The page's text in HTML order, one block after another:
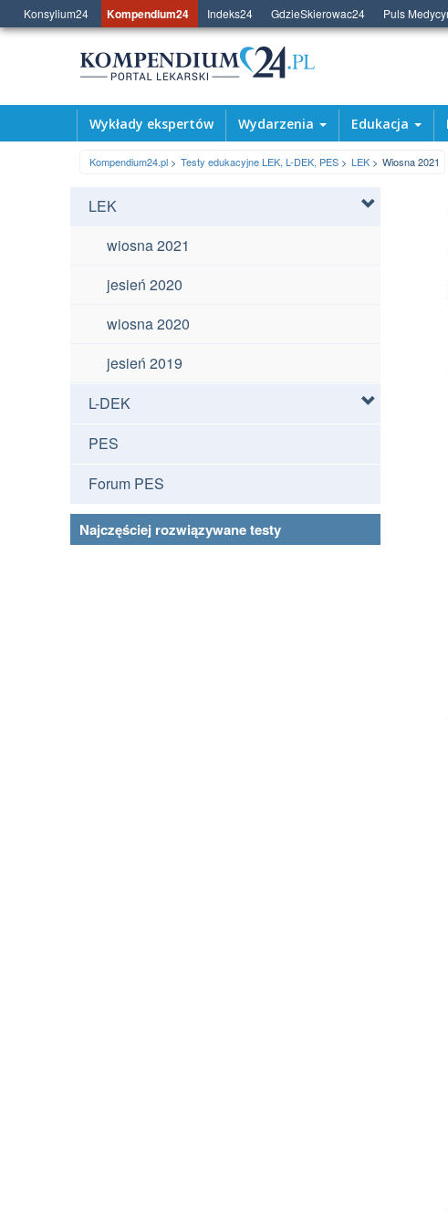
Konsylium24 Kompendium24 Indeks24 GdzieSkierowac24 Puls
Wykłady ekspertów Wydarzenia Edukacja
Kompendium24.pl Testy edukacyjne LEK, L-DEK, PES LEK Wiosna 2021
LEK
wiosna 2021
jesień 2020
wiosna 2020
jesień 2019
L-DEK
PES
Forum PES
Najczęściej rozwiązywane testy